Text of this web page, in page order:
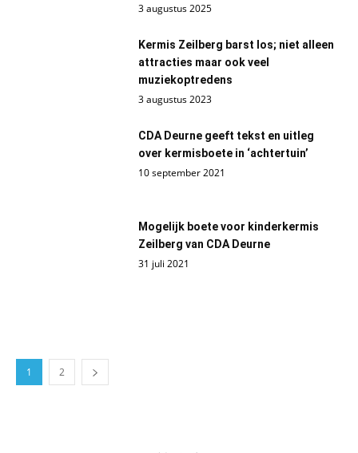
3 augustus 2025
Kermis Zeilberg barst los; niet alleen
attracties maar ook veel
muziekoptredens
3 augustus 2023
CDA Deurne geeft tekst en uitleg
over kermisboete in ‘achtertuin’
10 september 2021
Mogelijk boete voor kinderkermis
Zeilberg van CDA Deurne
31 juli 2021
1 2